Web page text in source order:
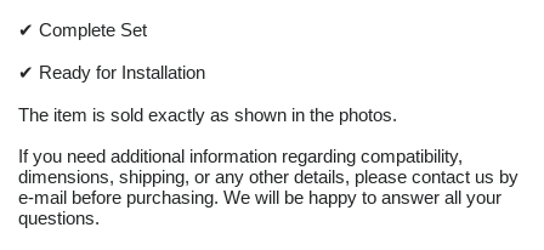
✔ Complete Set
✔ Ready for Installation
The item is sold exactly as shown in the photos.
If you need additional information regarding compatibility,
dimensions, shipping, or any other details, please contact us by
e-mail before purchasing. We will be happy to answer all your
questions.